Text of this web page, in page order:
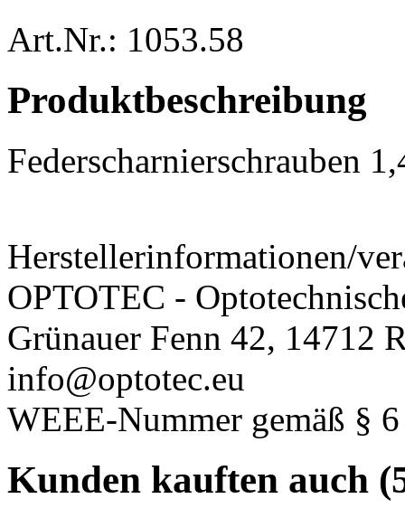
Art.Nr.: 1053.58
Produktbeschreibung
Federscharnierschrauben
Herstellerinformationen/
OPTOTEC -
Grünauer Fenn 42, 14712
info@optotec.eu
WEEE-Nummer gemäß §
Kunden kauften auch